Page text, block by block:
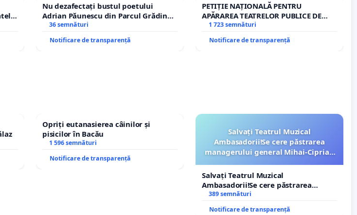
Nu dezafectați bustul poetului
Adrian Păunescu din Parcul Grădina
Icoanei! Stop cenzurii culturale!
36 semnături
Notificare de transparență
PETIȚIE NAȚIONALĂ PENTRU
APĂRAREA TEATRELOR PUBLICE DE
REPERTORIU DIN ROMÂNIA
1 723 semnături
Notificare de transparență
Opriți eutanasierea câinilor și
pisicilor în Bacău
1 596 semnături
Notificare de transparență
Salvați Teatrul Muzical
Ambasadorii!Se cere păstrarea
managerului general Mihai-Ciprian
Salvați Teatrul Muzical
Ambasadorii!Se cere păstrarea
managerului general Mihai-Ciprian
389 semnături
Notificare de transparență